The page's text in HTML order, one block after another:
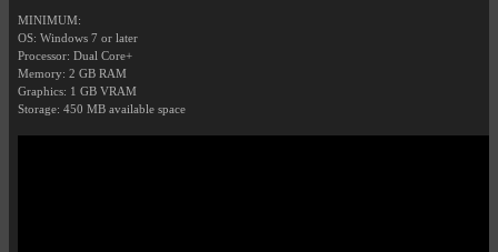
MINIMUM:
OS: Windows 7 or later
Processor: Dual Core+
Memory: 2 GB RAM
Graphics: 1 GB VRAM
Storage: 450 MB available space